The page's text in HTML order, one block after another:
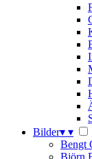
Bilder▾ ▾
Bengt
Björn